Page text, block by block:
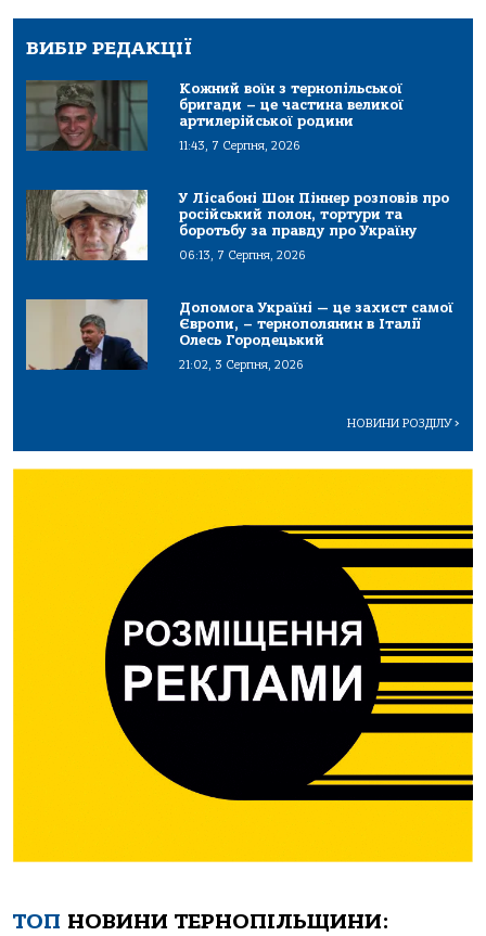
ВИБІР РЕДАКЦІЇ
Кожний воїн з тернопільської
бригади – це частина великої
артилерійської родини
11:43, 7 Серпня, 2026
У Лісабоні Шон Піннер розповів про
російський полон, тортури та
боротьбу за правду про Україну
06:13, 7 Серпня, 2026
Допомога Україні — це захист самої
Європи, – тернополянин в Італії
Олесь Городецький
21:02, 3 Серпня, 2026
НОВИНИ РОЗДІЛУ>
ТОП НОВИНИ ТЕРНОПІЛЬЩИНИ: